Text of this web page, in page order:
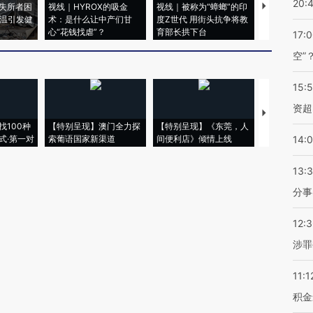
所者困
引发健
视线｜HYROX的吸金
术：是什么让中产们甘
心“花钱找虐”？
视线｜被称为“蟑螂”的印
度Z世代 用街头抗争将教
育部长拱下台
视线｜“入侵
机”？难民
飞地休达
100种
·第一对
【特别呈现】澳门全力探
索葡语国家新渠道
【特别呈现】《东莞，人
间便利店》倾情上线
【推广】走
会，让数智
空”
资
分
涉
积